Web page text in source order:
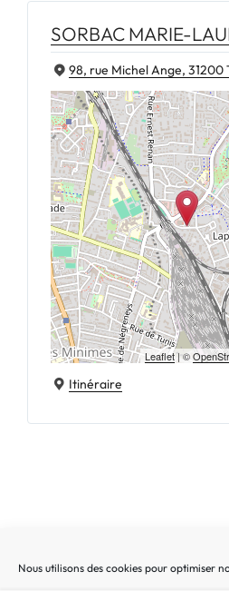
Nous utilisons des cookies pour optimiser
SORBAC MARIE-
98, rue Michel Ange, 31200
Leaflet| ©
Itinéraire